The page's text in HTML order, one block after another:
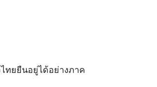
ทยยืนอยู่ได้อย่างภาค